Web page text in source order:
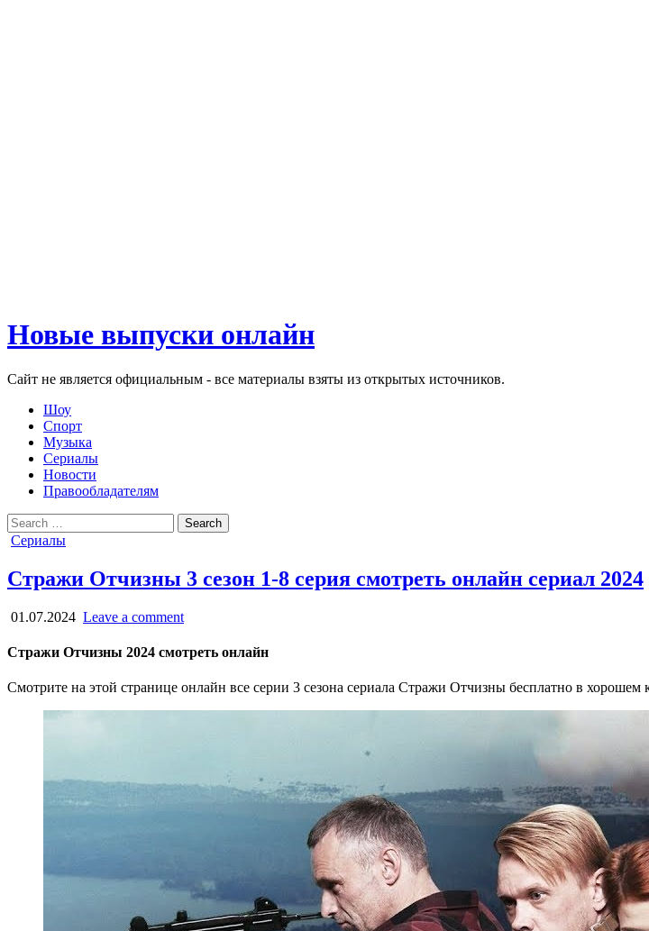
Новые выпуски онлайн
Сайт не является официальным - все материалы взяты из открытых источников.
Шоу
Спорт
Музыка
Сериалы
Новости
Правообладателям
Search
for:
Posted
Сериалы
Стражи Отчизны 3 сезон 1-8 серия смотреть онлайн сериал 2024
01.07.2024 Leave a comment
Стражи Отчизны 2024 смотреть онлайн
Смотрите на этой странице онлайн все серии 3 сезона сериала Стражи Отчизны бесплатно в